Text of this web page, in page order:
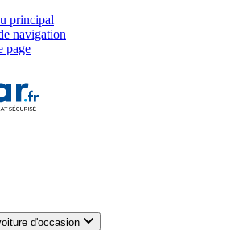
principal
navigation
page
d'occasion